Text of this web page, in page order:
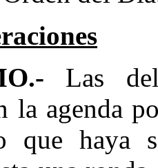
Las
la agenda
que haya